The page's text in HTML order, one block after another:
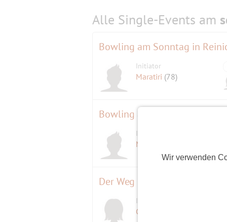
Wir verwenden
Alle Single-Events am
Bowling am Sonntag in
Initiator
Maratiri (78)
Bowling am Sonntag in
Initiator
Maratiri
Der Weg durch die verbotene
Initiatorin
Gisela